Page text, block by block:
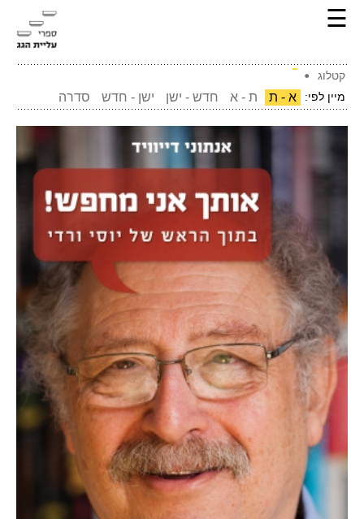
☰
קטלוג
מיין לפי:
א - ת ת - א חדש - ישן ישן - חדש סדרה